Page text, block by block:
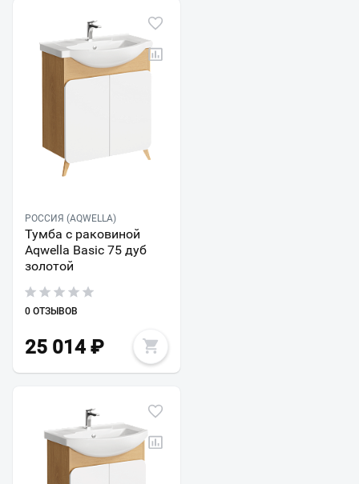
РОССИЯ (AQWELLA)
Тумба с раковиной
Aqwella Basic 75 дуб
золотой
0 ОТЗЫВОВ
25 014 ₽